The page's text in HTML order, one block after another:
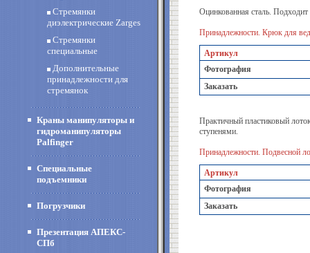
Стремянки
диэлектрические Zarges
Стремянки
специальные
Дополнительные
принадлежности для
стремянок
Краны манипуляторы и
гидроманипуляторы
Palfinger
Специальные
подъемники
Погрузчики
Презентация АПЕКС-
СПб
Оцинкованная сталь.
Принадлежности. Крюк для
Артикул
Фотография
Заказать
Практичный пластиковый
ступенями.
Принадлежности. Подвесной
Артикул
Фотография
Заказать